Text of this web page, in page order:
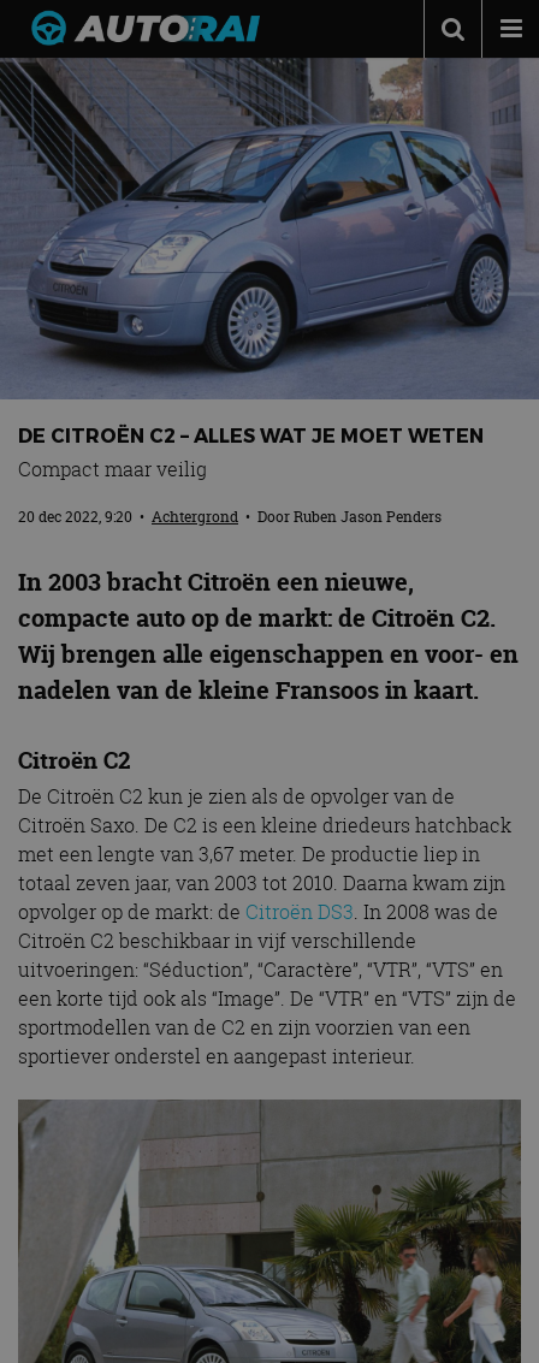
Autonieuws
Podcast
Autotests
Automerken
Adverteren
Contact
MotorRAI.nl
DE CITROËN C2 – ALLES WAT JE MOET WETEN
Compact maar veilig
20 dec 2022, 9:20 • Achtergrond • DoorRuben Jason Penders
In 2003 bracht Citroën een nieuwe,
compacte auto op de markt: de Citroën C2.
Wij brengen alle eigenschappen en voor- en
nadelen van de kleine Fransoos in kaart.
Citroën C2
De Citroën C2 kun je zien als de opvolger van de
Citroën Saxo. De C2 is een kleine driedeurs hatchback
met een lengte van 3,67 meter. De productie liep in
totaal zeven jaar, van 2003 tot 2010. Daarna kwam zijn
opvolger op de markt: de Citroën DS3. In 2008 was de
Citroën C2 beschikbaar in vijf verschillende
uitvoeringen: “Séduction”, “Caractère”, “VTR”, “VTS” en
een korte tijd ook als “Image”. De “VTR” en “VTS” zijn de
sportmodellen van de C2 en zijn voorzien van een
sportiever onderstel en aangepast interieur.